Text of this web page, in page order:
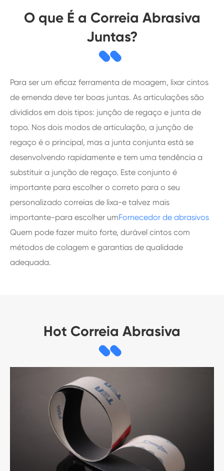
O que É a Correia Abrasiva
Juntas?
Para ser um eficaz ferramenta de moagem, lixar cintos
de emenda deve ter boas juntas. As articulações são
divididos em dois tipos: junção de regaço e junta de
topo. Nos dois modos de articulação, a junção de
regaço é o principal, mas a junta conjunta está se
desenvolvendo rapidamente e tem uma tendência a
substituir a junção de regaço. Este conjunto é
importante para escolher o correto para o seu
personalizado correias de lixa-e talvez mais
importante-para escolher umFornecedor de abrasivos
Quem pode fazer muito forte, durável cintos com
métodos de colagem e garantias de qualidade
adequada.
Hot Correia Abrasiva